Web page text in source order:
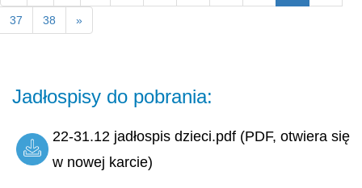
37 38 »
Jadłospisy do pobrania:
22-31.12 jadłospis dzieci.pdf (PDF, otwiera się
w nowej karcie)